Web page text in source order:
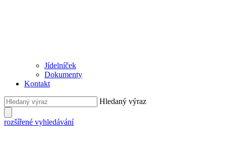
Jídelníček
Dokumenty
Kontakt
Hledaný výraz
rozšířené vyhledávání